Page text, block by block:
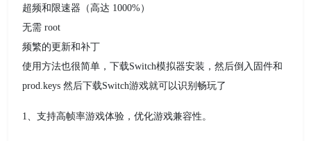
超频和限速器（高达 1000%）
无需 root
频繁的更新和补丁
使用方法也很简单，下载Switch模拟器安装，然后倒入固件和
prod.keys 然后下载Switch游戏就可以识别畅玩了
1、支持高帧率游戏体验，优化游戏兼容性。